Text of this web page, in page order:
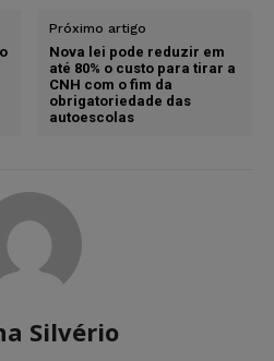
Próximo artigo
Nova lei pode reduzir em
até 80% o custo para tirar a
CNH com o fim da
obrigatoriedade das
autoescolas
Silvério